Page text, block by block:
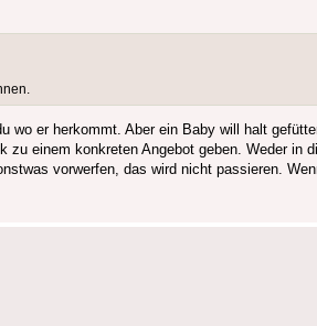
er herkommt. Aber ein Baby will halt
einem konkreten Angebot geben. Weder in
vorwerfen, das wird nicht passieren.